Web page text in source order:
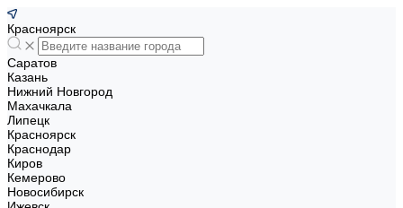
Красноярск
Саратов
Казань
Нижний Новгород
Махачкала
Липецк
Красноярск
Краснодар
Киров
Кемерово
Новосибирск